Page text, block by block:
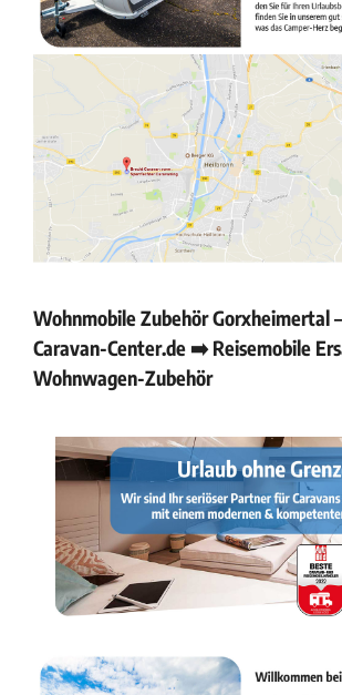
Wohnmobile Zubehör Gorxheimertal
Caravan-Center.de ➡️ Reisemobile
Wohnwagen-Zubehör